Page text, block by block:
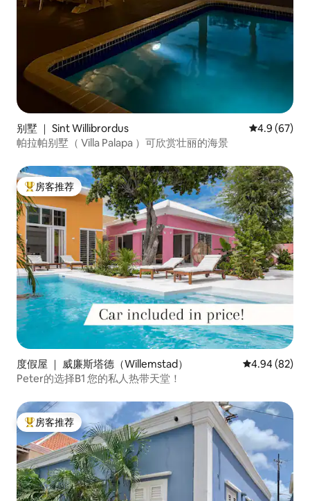
别墅 ｜ Sint Willibrordus 平均评分
4.9 (67)
帕拉帕别墅（ Villa Palapa ）可欣赏壮丽的海景
热门「房客推荐」
房客推荐
度假屋 ｜ 威廉斯塔德（Willemstad） 平均评分 4.94
4.94 (82)
Peter的选择B1 您的私人热带天堂！
热门「房客推荐」
房客推荐